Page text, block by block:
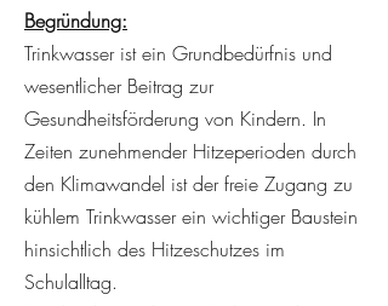
Begründung:
Trinkwasser ist ein Grundbedürfnis und
wesentlicher Beitrag zur
Gesundheitsförderung von Kindern. In
Zeiten zunehmender Hitzeperioden durch
den Klimawandel ist der freie Zugang zu
kühlem Trinkwasser ein wichtiger Baustein
hinsichtlich des Hitzeschutzes im
Schulalltag.